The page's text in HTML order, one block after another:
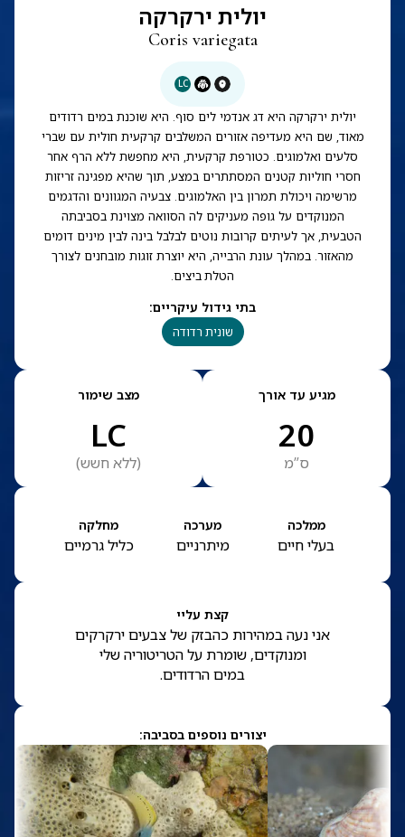
יולית ירקרקה
Coris variegata
LC
יולית ירקרקה היא דג אנדמי לים סוף. היא שוכנת במים רדודים
מאוד, שם היא מעדיפה אזורים המשלבים קרקעית חולית עם שברי
סלעים ואלמוגים. כטורפת קרקעית, היא מחפשת ללא הרף אחר
חסרי חוליות קטנים המסתתרים במצע, תוך שהיא מפגינה זריזות
מרשימה ויכולת תמרון בין האלמוגים. צבעיה המגוונים והדגמים
המנוקדים על גופה מעניקים לה הסוואה מצוינת בסביבתה
הטבעית, אך לעיתים קרובות נוטים לבלבל בינה לבין מינים דומים
מהאזור. במהלך עונת הרבייה, היא יוצרת זוגות מובחנים לצורך
הטלת ביצים.
בתי גידול עיקריים:
שונית רדודה
מגיע עד אורך
20
ס”מ
מצב שימור
LC
(ללא חשש)
ממלכה
בעלי חיים
מערכה
מיתרניים
מחלקה
כליל גרמיים
קצת עליי
אני נעה במהירות כהבזק של צבעים ירקרקים
ומנוקדים, שומרת על הטריטוריה שלי
במים הרדודים.
יצורים נוספים בסביבה: